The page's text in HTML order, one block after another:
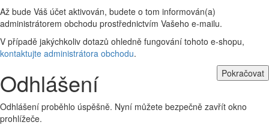
Až bude Váš účet aktivován, budete o tom informován(a)
administrátorem obchodu prostřednictvím Vašeho e-mailu.
V případě jakýchkoliv dotazů ohledně fungování tohoto e-shopu,
kontaktujte administrátora obchodu.
Pokračovat
Odhlášení
Odhlášení proběhlo úspěšně. Nyní můžete bezpečně zavřít okno
prohlížeče.